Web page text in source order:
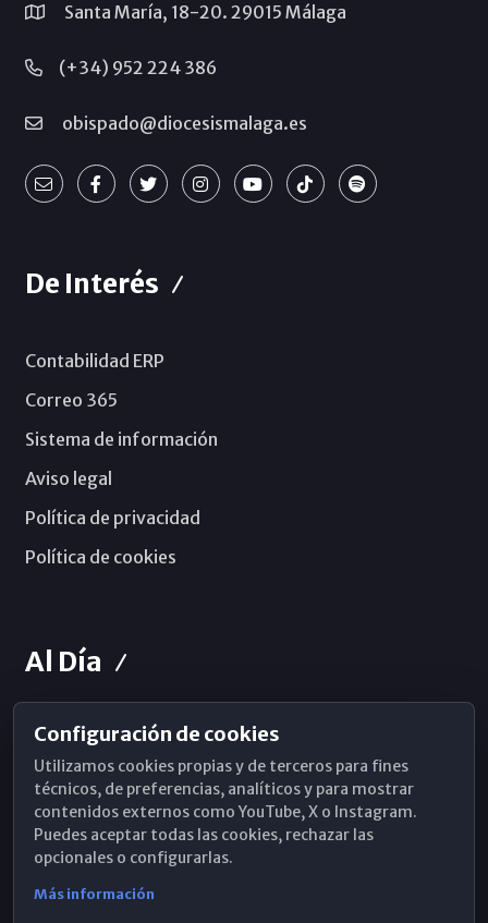
Santa María, 18-20. 29015 Málaga
(+34) 952 224 386
obispado@diocesismalaga.es
De Interés
Contabilidad ERP
Correo 365
Sistema de información
Aviso legal
Política de privacidad
Política de cookies
Al Día
Horarios de Misa
Hemeroteca
WhatsApp
Configuración de cookies
Utilizamos cookies propias y de terceros para fines
técnicos, de preferencias, analíticos y para mostrar
contenidos externos como YouTube, X o Instagram.
Puedes aceptar todas las cookies, rechazar las
opcionales o configurarlas.
Más información